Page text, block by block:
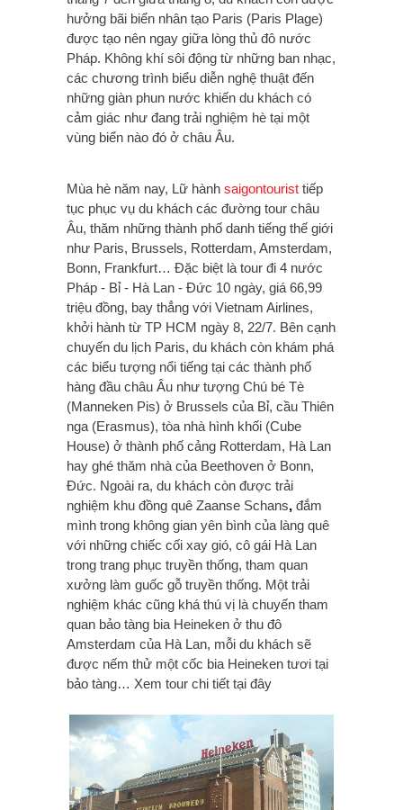
hưởng bãi biển nhân tạo Paris (Paris Plage)
được tạo nên ngay giữa lòng thủ đô nước
Pháp. Không khí sôi động từ những ban nhạc,
các chương trình biểu diễn nghệ thuật đến
những giàn phun nước khiến du khách có
cảm giác như đang trải nghiệm hè tại một
vùng biển nào đó ở châu Âu.
Mùa hè năm nay, Lữ hành saigontourist tiếp
tục phục vụ du khách các đường tour châu
Âu, thăm những thành phố danh tiếng thế giới
như Paris, Brussels, Rotterdam, Amsterdam,
Bonn, Frankfurt… Đặc biệt là tour đi 4 nước
Pháp - Bỉ - Hà Lan - Đức 10 ngày, giá 66,99
triệu đồng, bay thẳng với Vietnam Airlines,
khởi hành từ TP HCM ngày 8, 22/7. Bên cạnh
chuyến du lịch Paris, du khách còn khám phá
các biểu tượng nổi tiếng tại các thành phố
hàng đầu châu Âu như tượng Chú bé Tè
(Manneken Pis) ở Brussels của Bỉ, cầu Thiên
nga (Erasmus), tòa nhà hình khối (Cube
House) ở thành phố cảng Rotterdam, Hà Lan
hay ghé thăm nhà của Beethoven ở Bonn,
Đức. Ngoài ra, du khách còn được trải
nghiệm khu đồng quê Zaanse Schans, đắm
mình trong không gian yên bình của làng quê
với những chiếc cối xay gió, cô gái Hà Lan
trong trang phục truyền thống, tham quan
xưởng làm guốc gỗ truyền thống. Một trải
nghiệm khác cũng khá thú vị là chuyến tham
quan bảo tàng bia Heineken ở thu đô
Amsterdam của Hà Lan, mỗi du khách sẽ
được nếm thử một cốc bia Heineken tươi tại
bảo tàng… Xem tour chi tiết tại đây